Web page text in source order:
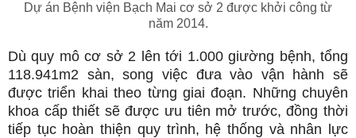
Dự án Bệnh viện Bạch Mai cơ sở 2 được khởi công từ
năm 2014.
Dù quy mô cơ sở 2 lên tới 1.000 giường bệnh, tổng
118.941m2 sàn, song việc đưa vào vận hành sẽ
được triển khai theo từng giai đoạn. Những chuyên
khoa cấp thiết sẽ được ưu tiên mở trước, đồng thời
tiếp tục hoàn thiện quy trình, hệ thống và nhân lực